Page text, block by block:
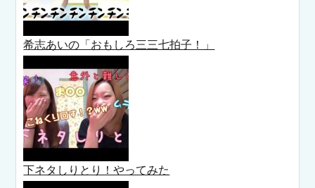
希志あいの「おもしろ三三七拍子！」
下ネタしりとり！やってみた